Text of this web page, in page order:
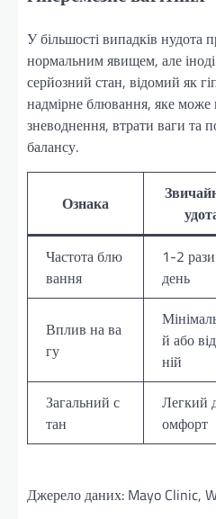
У більшості випадків нудота
нормальним явищем, але
серйозний стан, відомий як
надмірне блювання, яке може
зневоднення, втрати ваги та
балансу.
Ознака
Частота блю
вання
1-2
день
Вплив на ва
гу
й або
ній
Загальний с
тан
Легкий
омфорт
Джерело даних: Mayo Clinic,